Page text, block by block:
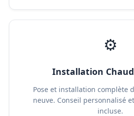
⚙️
Installation
Pose et installation complète
neuve. Conseil personnalisé
incluse.